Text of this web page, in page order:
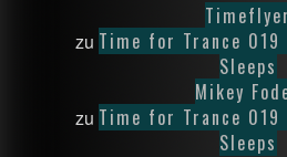
Timeflyer
zu Time for Trance 019
Sleeps
Mikey
zu Time for Trance 019
Sleeps